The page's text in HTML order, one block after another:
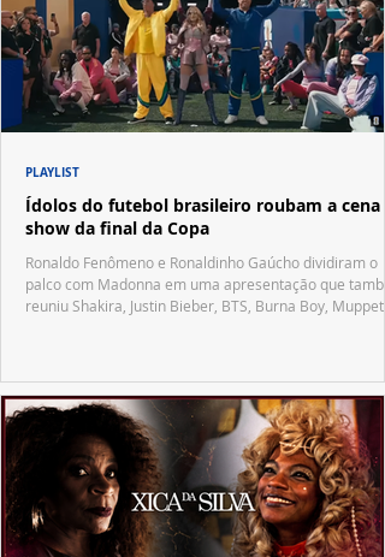
Ídolos do futebol brasileiro roubam a cena
show da final da Copa
Ronaldo Fenômeno e Ronaldinho Gaúcho dividiram o
palco com Madonna em uma apresentação que
reuniu Shakira, Justin Bieber, BTS, Burna Boy, Muppets,
PLAYLIST